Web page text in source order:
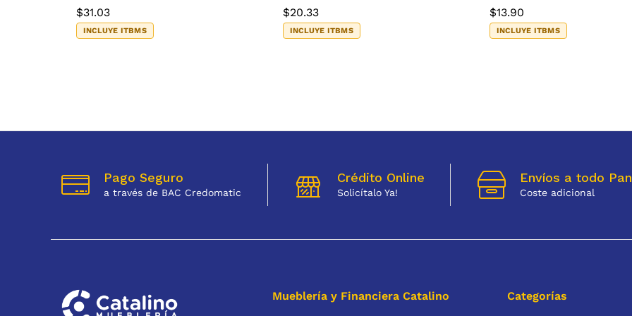
$31.03
INCLUYE ITBMS
$20.33
INCLUYE ITBMS
$13.90
INCLUYE ITBMS
Pago Seguro
a través de BAC Credomatic
Crédito Online
Solicítalo Ya!
Envíos a todo
Coste adicional
Mueblería y Financiera Catalino Categorías